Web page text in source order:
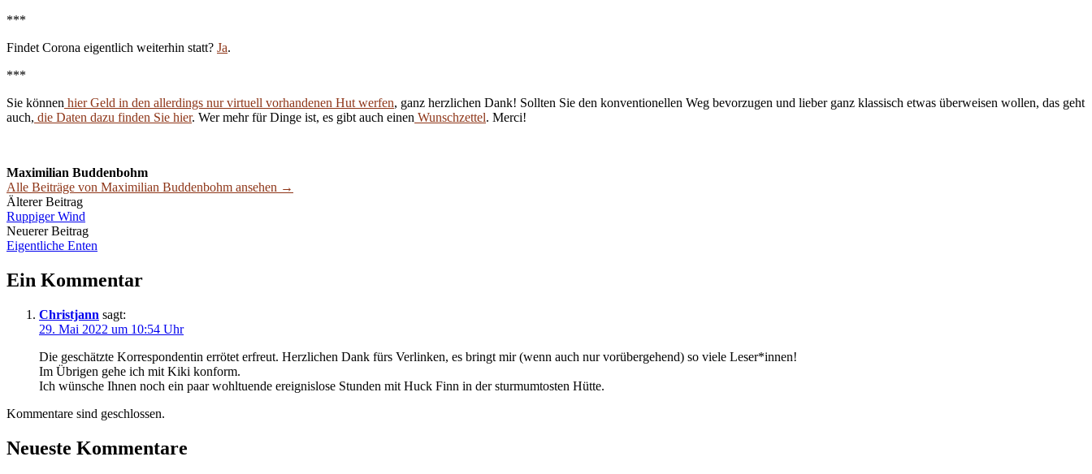
***
Findet Corona eigentlich weiterhin statt? Ja.
***
Sie können hier Geld in den allerdings nur virtuell vorhandenen Hut werfen, ganz herzlichen Dank! Sollten Sie den konventionellen Weg bevorzugen und lieber ganz klassisch etwas überweisen wollen, das geht
auch, die Daten dazu finden Sie hier. Wer mehr für Dinge ist, es gibt auch einen Wunschzettel. Merci!
Maximilian Buddenbohm
Alle Beiträge von Maximilian Buddenbohm ansehen →
Beitrags-
Navigation
Älterer Beitrag
Ruppiger Wind
Neuerer Beitrag
Eigentliche Enten
Ein Kommentar
Christjann sagt:
29. Mai 2022 um 10:54 Uhr
Die geschätzte Korrespondentin errötet erfreut. Herzlichen Dank fürs Verlinken, es bringt mir (wenn auch nur vorübergehend) so viele Leser*innen!
Im Übrigen gehe ich mit Kiki konform.
Ich wünsche Ihnen noch ein paar wohltuende ereignislose Stunden mit Huck Finn in der sturmumtosten Hütte.
Kommentare sind geschlossen.
Neueste Kommentare